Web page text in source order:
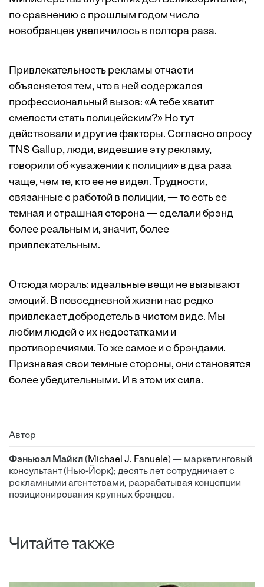
по сравнению с прошлым годом число
новобранцев увеличилось в полтора раза.
Привлекательность рекламы отчасти
объясняется тем, что в ней содержался
профессиональный вызов: «А тебе хватит
смелости стать полицейским?» Но тут
действовали и другие факторы. Согласно опросу
TNS Gallup, люди, видевшие эту рекламу,
говорили об «уважении к полиции» в два раза
чаще, чем те, кто ее не видел. Трудности,
связанные с работой в полиции, — то есть ее
темная и страшная сторона — сделали брэнд
более реальным и, значит, более
привлекательным.
Отсюда мораль: идеальные вещи не вызывают
эмоций. В повседневной жизни нас редко
привлекает добродетель в чистом виде. Мы
любим людей с их недостатками и
противоречиями. То же самое и с брэндами.
Признавая свои темные стороны, они становятся
более убедительными. И в этом их сила.
Автор
Фэньюэл Майкл( Michael J. Fanuele) — маркетинговый
консультант (Нью-Йорк); десять лет сотрудничает с
рекламными агентствами, разрабатывая концепции
позиционирования крупных брэндов.
Читайте также